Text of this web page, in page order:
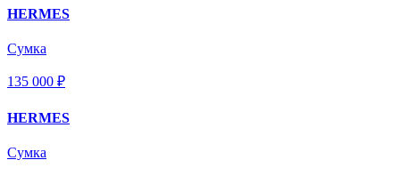
HERMES
Сумка
135 000 ₽
HERMES
Сумка